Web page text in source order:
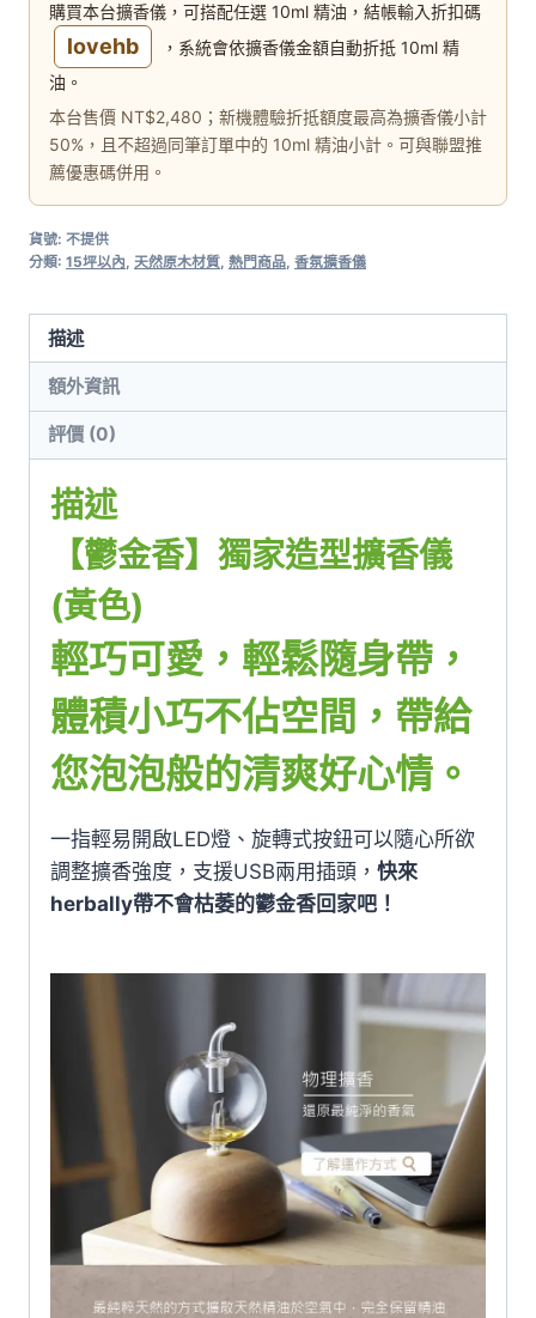
擴
香
(黃
色)
數
購買本台擴香儀，可搭配任選 10ml 精油，結帳輸入折扣碼
lovehb
，系統會依擴香儀金額自動折抵 10ml 精
油。
本台售價 NT$2,480；新機體驗折抵額度最高為擴香儀小計
50%，且不超過同筆訂單中的 10ml 精油小計。可與聯盟推
薦優惠碼併用。
貨號: 不提供
分類: 15坪以內, 天然原木材質, 熱門商品, 香氛擴香儀
描述
額外資訊
評價 (0)
描述
【鬱金香】獨家造型擴香儀
(黃色)
輕巧可愛，輕鬆隨身帶，
體積小巧不佔空間，帶給
您泡泡般的清爽好心情。
一指輕易開啟LED燈、旋轉式按鈕可以隨心所欲
調整擴香強度，支援USB兩用插頭， 快來
herbally帶不會枯萎的鬱金香回家吧！